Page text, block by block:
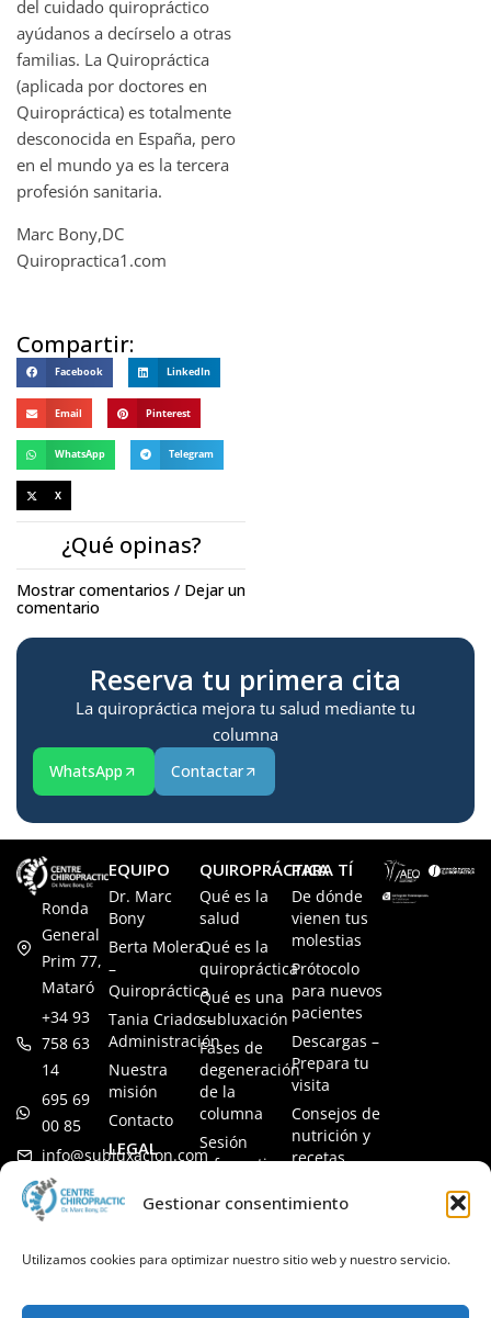
Gestionar consentimiento
Utilizamos cookies para optimizar nuestro sitio web y nuestro servicio.
del cuidado quiropráctico
ayúdanos a decírselo a otras
familias. La Quiropráctica
(aplicada por doctores en
Quiropráctica) es totalmente
desconocida en España, pero
en el mundo ya es la tercera
profesión sanitaria.
Marc Bony,DC
Quiropractica1.com
Compartir:
Facebook LinkedIn
Email Pinterest
WhatsApp Telegram
X
¿Qué opinas?
Mostrar comentarios / Dejar un
comentario
Reserva tu primera cita
La quiropráctica mejora tu salud mediante tu
columna
WhatsApp Contactar
Ronda
General
Prim 77,
Mataró
+34 93
758 63
14
695 69
00 85
info@subluxacion.com
EQUIPO
Dr. Marc
Bony
Berta Molera
–
Quiropráctica
Tania Criado –
Administración
Nuestra
misión
Contacto
LEGAL
Política de
Política de
QUIROPRÁCTICA
Qué es la
salud
Qué es la
quiropráctica
Qué es una
subluxación
Fases de
degeneración
de la
columna
Sesión
informativa
Quiropráctica
para familias
para
PARA TÍ
De dónde
vienen tus
molestias
Prótocolo
para nuevos
pacientes
Descargas –
Prepara tu
visita
Consejos de
nutrición y
recetas
frecuentes